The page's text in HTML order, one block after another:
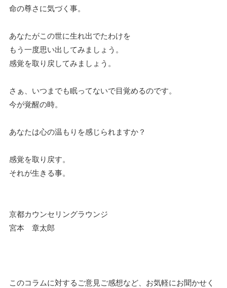
命の尊さに気づく事。
あなたがこの世に生れ出でたわけを
もう一度思い出してみましょう。
感覚を取り戻してみましょう。
さぁ、いつまでも眠ってないで目覚めるのです。
今が覚醒の時。
あなたは心の温もりを感じられますか？
感覚を取り戻す。
それが生きる事。
京都カウンセリングラウンジ
宮本 章太郎
このコラムに対するご意見ご感想など、お気軽にお聞かせく